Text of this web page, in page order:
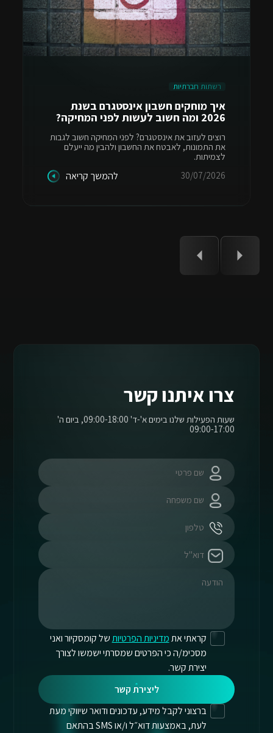
רשתות חברתיות
איך מוחקים חשבון אינסטגרם בשנת
2026 ומה חשוב לעשות לפני המחיקה?
רוצים לעזוב את אינסטגרם? לפני המחיקה חשוב לגבות
את התמונות, לאבטח את החשבון ולהבין מה ייעלם
לצמיתות.
30/07/2026
להמשך קריאה
צרו איתנו קשר
שעות הפעילות שלנו בימים א'-ד' 09:00-18:00, ביום ה'
09:00-17:00
קראתי אתמדיניות הפרטיותשל קומסקיור ואני
מסכימ/ה כי הפרטים שמסרתי ישמשו לצורך
יצירת קשר.
ליצירת קשר
ברצוני לקבל מידע, עדכונים ודואר שיווקי מעת
לעת, באמצעות דוא״ל ו/או SMS בהתאם